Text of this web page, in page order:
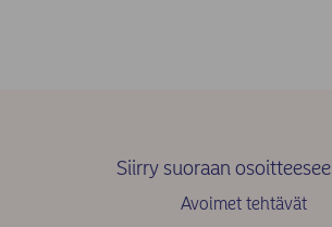
Siirry suoraan
Avoimet tehtävät